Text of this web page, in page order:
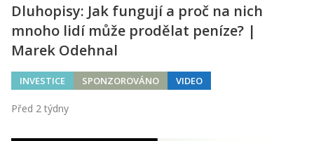
Dluhopisy: Jak fungují a proč na nich
mnoho lidí může prodělat peníze? |
Marek Odehnal
INVESTICE SPONZOROVÁNO VIDEO
Před 2 týdny